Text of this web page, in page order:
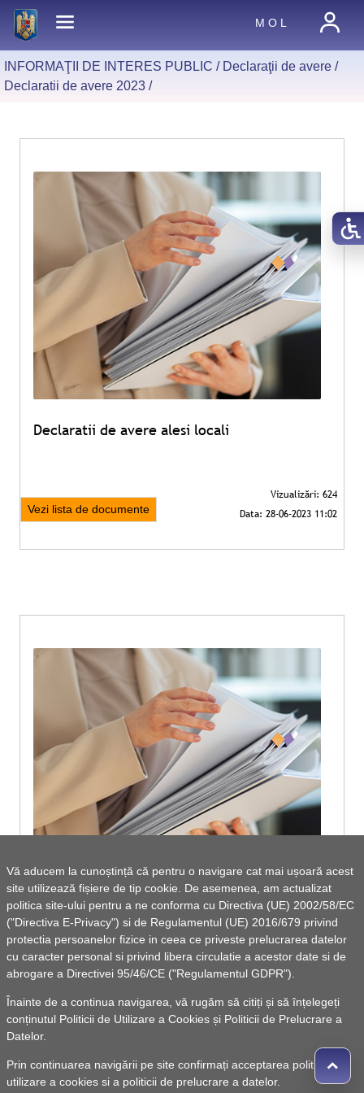
Vă aducem la cunoștință că pentru o navigare cat mai ușoară acest
site utilizează fișiere de tip cookie. De asemenea, am actualizat
politica site-ului pentru a ne conforma cu Directiva (UE) 2002/58/EC
("Directiva E-Privacy") si de Regulamentul (UE) 2016/679 privind
protectia persoanelor fizice in ceea ce priveste prelucrarea datelor
cu caracter personal si privind libera circulatie a acestor date si de
abrogare a Directivei 95/46/CE ("Regulamentul GDPR").
Înainte de a continua navigarea, vă rugăm să citiți și să înțelegeți
conținutul Politicii de Utilizare a Cookies și Politicii de Prelucrare a
Datelor.
Prin continuarea navigării pe site confirmați acceptarea politicii de
utilizare a cookies si a politicii de prelucrare a datelor.
M O L
INFORMAŢII DE INTERES PUBLIC / Declaraţii de avere/
Declaratii de avere 2023/
Declaratii de avere alesi locali
Vezi lista de documente
Declaratii de avere functionari 2023